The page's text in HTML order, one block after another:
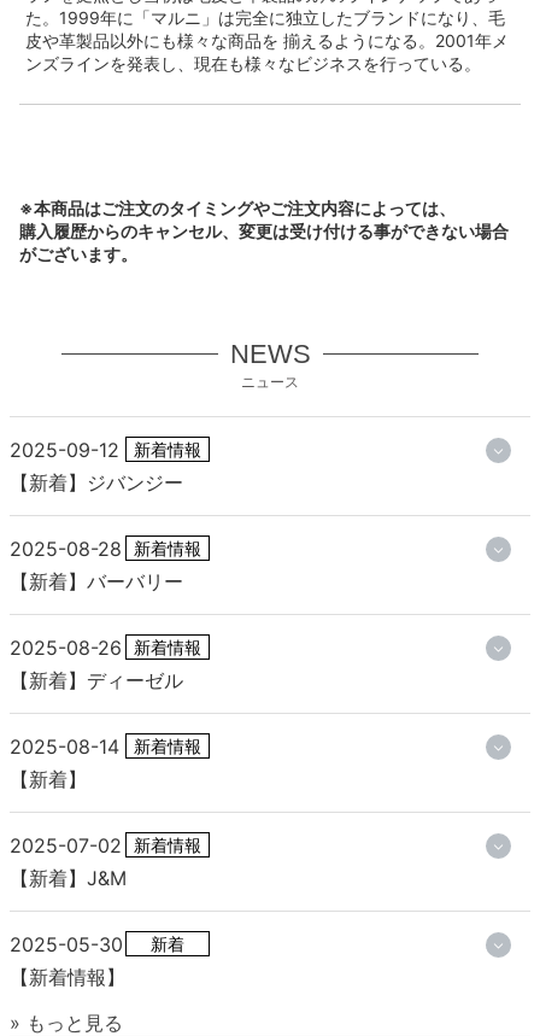
た。1999年に「マルニ」は完全に独立したブランドになり、毛
皮や革製品以外にも様々な商品を 揃えるようになる。2001年メ
ンズラインを発表し、現在も様々なビジネスを行っている。
※本商品はご注文のタイミングやご注文内容によっては、
購入履歴からのキャンセル、変更は受け付ける事ができない場合
がございます。
NEWS
ニュース
2025-09-12 新着情報
【新着】ジバンジー
2025-08-28 新着情報
【新着】バーバリー
2025-08-26 新着情報
【新着】ディーゼル
2025-08-14 新着情報
【新着】
2025-07-02 新着情報
【新着】J&M
2025-05-30 新着
【新着情報】
» もっと見る